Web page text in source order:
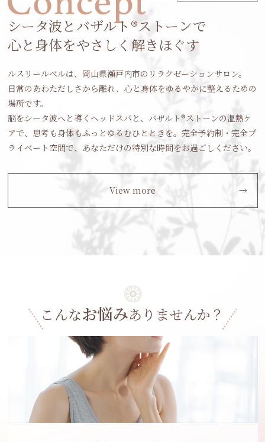
シータ波とバザルト®ストーンで
心と身体をやさしく解きほぐす
ルスリールベルは、岡山県瀬戸内市のリラクゼーションサロン。
日常のあわただしさから離れ、心と身体をゆるやかに整えるための
場所です。
脳をシータ波へと導くヘッドスパと、バザルト®ストーンの温熱ケ
アで、思考も身体もふっとゆるむひとときを。完全予約制・完全プ
ライベート空間で、あなただけの特別な時間をお過ごしください。
View more
こんなお悩みありませんか？